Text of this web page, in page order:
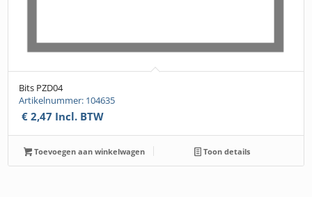
Bits PZD04
Artikelnummer: 104635
€ 2,47 Incl. BTW
Toevoegen aan winkelwagen Toon details